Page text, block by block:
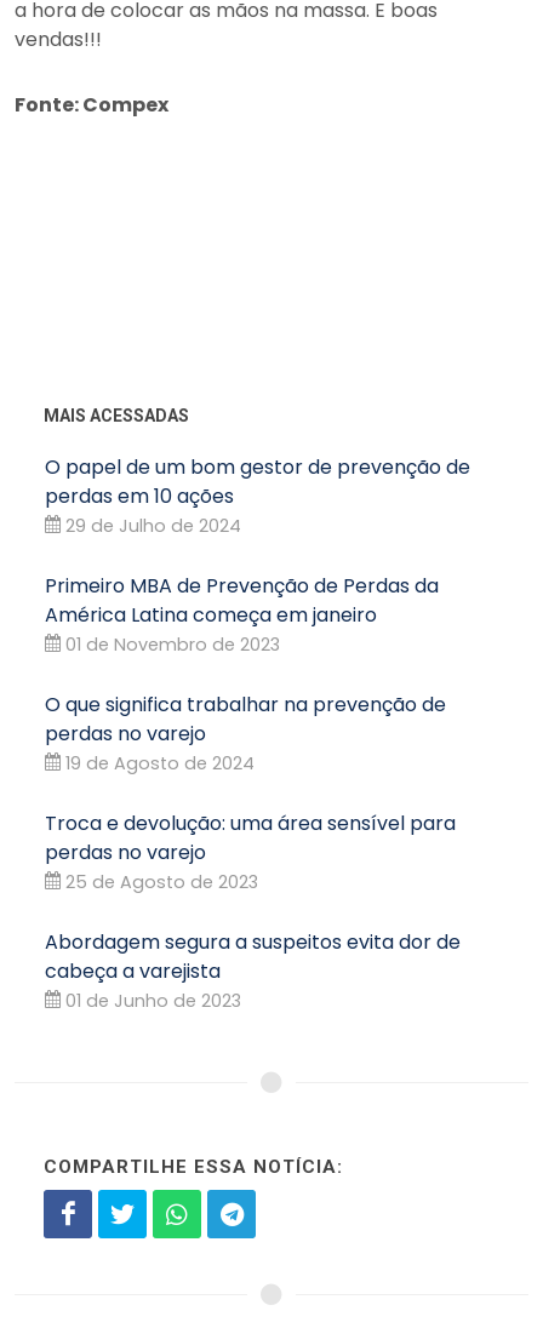
a hora de colocar as mãos na massa. E boas
vendas!!!
Fonte: Compex
MAIS ACESSADAS
O papel de um bom gestor de prevenção de
perdas em 10 ações
29 de Julho de 2024
Primeiro MBA de Prevenção de Perdas da
América Latina começa em janeiro
01 de Novembro de 2023
O que significa trabalhar na prevenção de
perdas no varejo
19 de Agosto de 2024
Troca e devolução: uma área sensível para
perdas no varejo
25 de Agosto de 2023
Abordagem segura a suspeitos evita dor de
cabeça a varejista
01 de Junho de 2023
COMPARTILHE ESSA NOTÍCIA: